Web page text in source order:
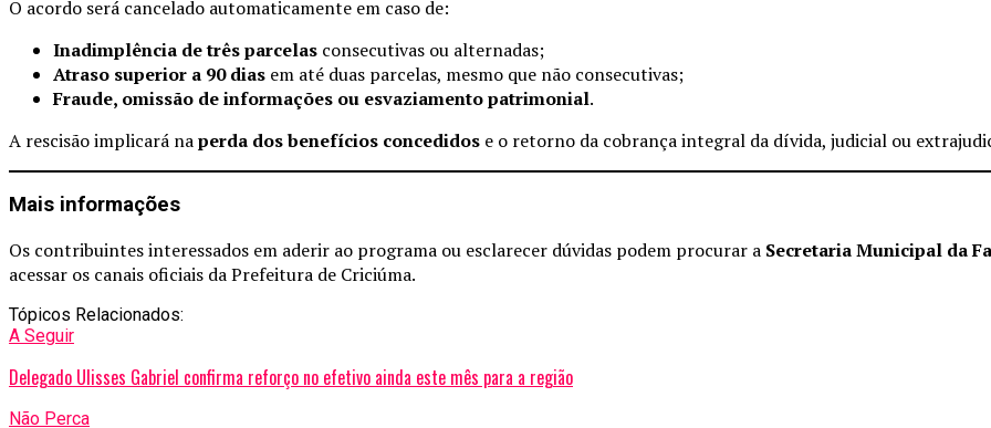
O acordo será cancelado automaticamente em caso de:
Inadimplência de três parcelas consecutivas ou alternadas;
Atraso superior a 90 dias em até duas parcelas, mesmo que não consecutivas;
Fraude, omissão de informações ou esvaziamento patrimonial.
A rescisão implicará naperda dos benefícios concedidos e o retorno da cobrança integral da dívida, judicial ou
Mais informações
Os contribuintes interessados em aderir ao programa ou esclarecer dúvidas podem procurar a Secretaria Municipal da
acessar os canais oficiais da Prefeitura de Criciúma.
Tópicos Relacionados:
A Seguir
Delegado Ulisses Gabriel confirma reforço no efetivo ainda este mês para a região
Não Perca